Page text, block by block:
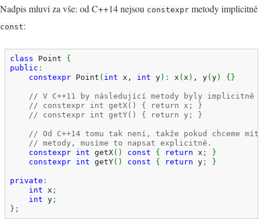
Nadpis mluví za vše: od C++14 nejsou constexpr metody implicitně
const:
class Point {
public :
constexpr Point ( int x, int y) : x ( x ) , y( y) { }
// V C++11 by následující metody byly implicitně
// constexpr int getX() { return x; }
// constexpr int getY() { return y; }
// Od C++14 tomu tak není, takže pokud chceme
// metody, musíme to napsat explicitně.
constexpr int getX( ) const { return x ;
}
constexpr int getY( ) const { return y ; }
private :
int x ;
int y ;
} ;